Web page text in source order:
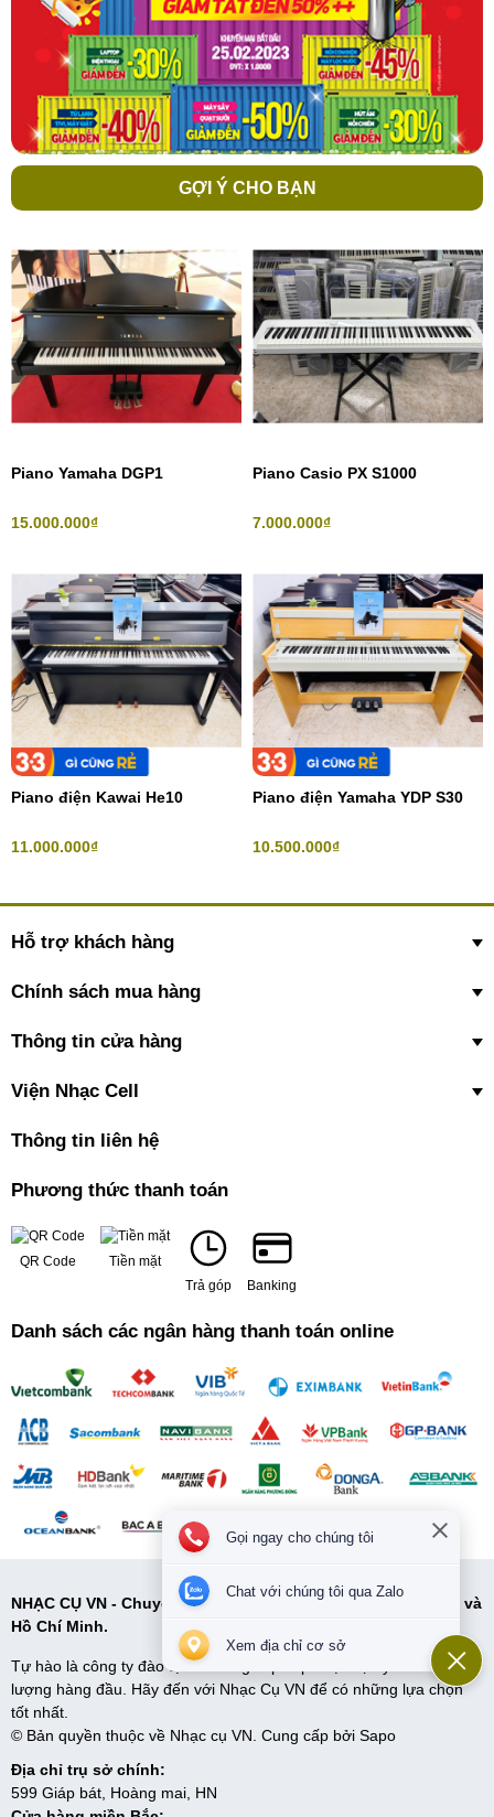
GỢI Ý CHO BẠN
Piano Yamaha DGP1
15.000.000₫
Piano Casio PX S1000
7.000.000₫
Piano điện Kawai He10
11.000.000₫
Piano điện Yamaha YDP S30
10.500.000₫
Hỗ trợ khách hàng
Chính sách mua hàng
Thông tin cửa hàng
Viện Nhạc Cell
Thông tin liên hệ
Phương thức thanh toán
QR Code
Tiền mặt
Trả góp
Banking
Danh sách các ngân hàng thanh toán online
NHẠC CỤ VN - Chuyên cung cấp các loại nhạc cụ tại Hà Nội và
Hồ Chí Minh.
Tự hào là công ty đào tạo và cung cấp cấp nhạc cụ uy tín và chất
lượng hàng đầu. Hãy đến với Nhạc Cụ VN để có những lựa chọn
tốt nhất.
© Bản quyền thuộc về Nhạc cụ VN. Cung cấp bởi Sapo
Địa chỉ trụ sở chính:
599 Giáp bát, Hoàng mai, HN
Gọi ngay cho chúng tôi
Chat với chúng tôi qua Zalo
Xem địa chỉ cơ sở